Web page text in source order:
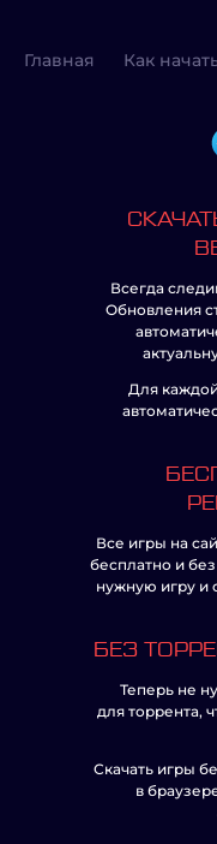
Главная Как
Всегда
Обновления
Для
Все игры на
бесплатно и
нужную игру и
БЕЗ
Теперь не
для торрента,
Скачать игры
в